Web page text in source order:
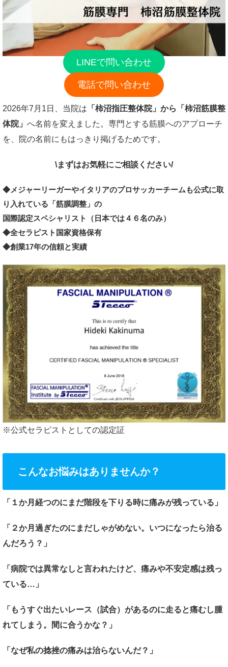
LINEで問い合わせ
電話で問い合わせ
2026年7月1日、当院は 「柿沼指圧整体院」から「柿沼筋膜整
体院」 へ名前を変えました。専門とする筋膜へのアプローチ
を、院の名前にもはっきり掲げるためです。
\まずはお気軽にご相談ください/
◆メジャーリーガーやイタリアのプロサッカーチームも公式に取
り入れている「筋膜調整」の
国際認定スペシャリスト（日本では４６名のみ）
◆全セラピスト国家資格保有
◆創業17年の信頼と実績
※公式セラピストとしての認定証
こんなお悩みはありませんか？
「１か月経つのにまだ階段を下りる時に痛みが残っている」
「２か月過ぎたのにまだしゃがめない。いつになったら治る
んだろう？」
「病院では異常なしと言われたけど、痛みや不安定感は残っ
ている…」
「もうすぐ出たいレース（試合）があるのに走ると痛むし腫
れてしまう。間に合うかな？」
「なぜ私の捻挫の痛みは治らないんだ？」